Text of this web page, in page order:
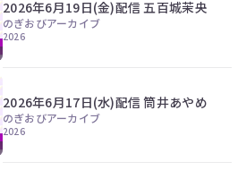
2026年6月19日(金)配信 五百城茉央
のぎおびアーカイブ
2026
2026年6月17日(水)配信 筒井あやめ
のぎおびアーカイブ
2026